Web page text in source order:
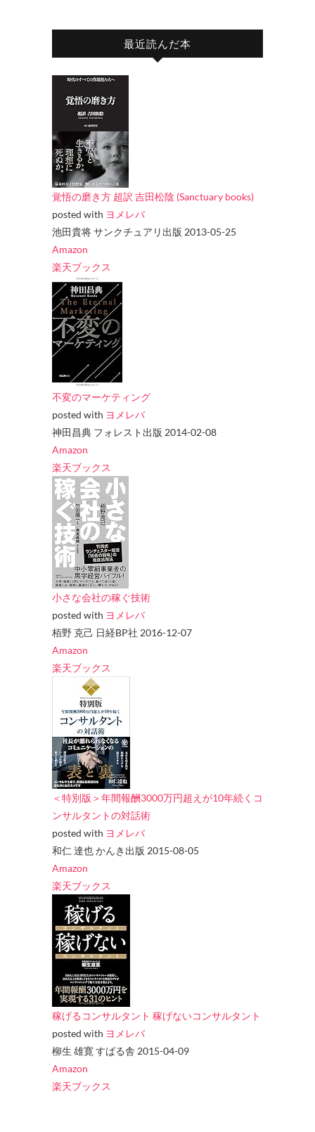
最近読んだ本
覚悟の磨き方 超訳 吉田松陰 (Sanctuary books)
posted with ヨメレバ
池田貴将 サンクチュアリ出版 2013-05-25
Amazon
楽天ブックス
不変のマーケティング
posted with ヨメレバ
神田昌典 フォレスト出版 2014-02-08
Amazon
楽天ブックス
小さな会社の稼ぐ技術
posted with ヨメレバ
栢野 克己 日経BP社 2016-12-07
Amazon
楽天ブックス
＜特別版＞年間報酬3000万円超えが10年続くコ
ンサルタントの対話術
posted with ヨメレバ
和仁 達也 かんき出版 2015-08-05
Amazon
楽天ブックス
稼げるコンサルタント 稼げないコンサルタント
posted with ヨメレバ
柳生 雄寛 すばる舎 2015-04-09
Amazon
楽天ブックス